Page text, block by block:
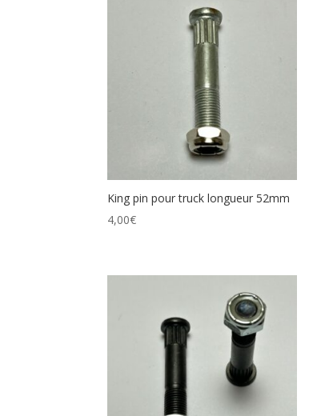
King pin pour truck longueur 52mm
4,00€